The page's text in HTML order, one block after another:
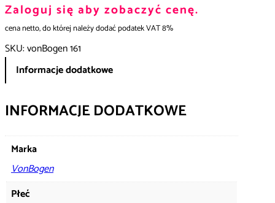
Zaloguj się aby zobaczyć cenę.
cena netto, do której należy dodać podatek VAT 8%
SKU:vonBogen 161
Informacje dodatkowe
INFORMACJE DODATKOWE
Marka
VonBogen
Płeć